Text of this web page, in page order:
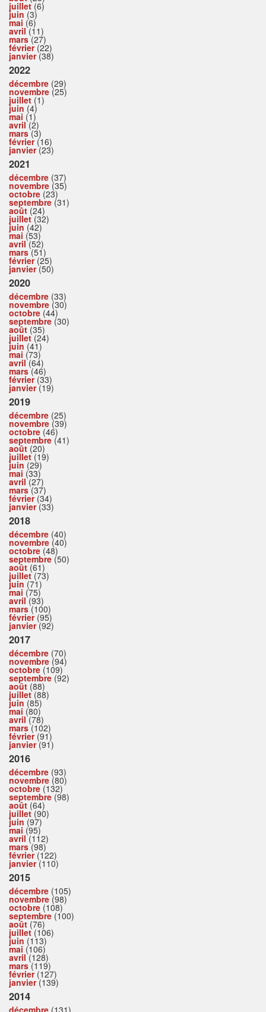
juillet(6)
juin (3)
mai (6)
avril(11)
mars(27)
février(22)
janvier(38)
2022
décembre (29)
novembre (25)
juillet (1)
juin (4)
mai (1)
avril(2)
mars(3)
février(16)
janvier(23)
2021
décembre (37)
novembre (35)
octobre (23)
septembre (31)
août (24)
juillet(32)
juin (42)
mai (53)
avril(52)
mars(51)
février(25)
janvier(50)
2020
décembre (33)
novembre (30)
octobre (44)
septembre (30)
août (35)
juillet(24)
juin (41)
mai (73)
avril(64)
mars(46)
février(33)
janvier(19)
2019
décembre (25)
novembre (39)
octobre (46)
septembre (41)
août (20)
juillet(19)
juin (29)
mai (33)
avril(27)
mars(37)
février(34)
janvier(33)
2018
décembre (40)
novembre (40)
octobre (48)
septembre (50)
août (61)
juillet(73)
juin (71)
mai (75)
avril(93)
mars(100)
février(95)
janvier(92)
2017
décembre (70)
novembre (94)
octobre (109)
septembre (92)
août (88)
juillet(88)
juin (85)
mai (80)
avril(78)
mars(102)
février(91)
janvier(91)
2016
décembre (93)
novembre (80)
octobre (132)
septembre (98)
août (64)
juillet(90)
juin (97)
mai (95)
avril(112)
mars(98)
février(122)
janvier(110)
2015
décembre (105)
novembre (98)
octobre (108)
septembre (100)
août (76)
juillet(106)
juin (113)
mai (106)
avril(128)
mars(119)
février(127)
janvier(139)
2014
décembre (131)